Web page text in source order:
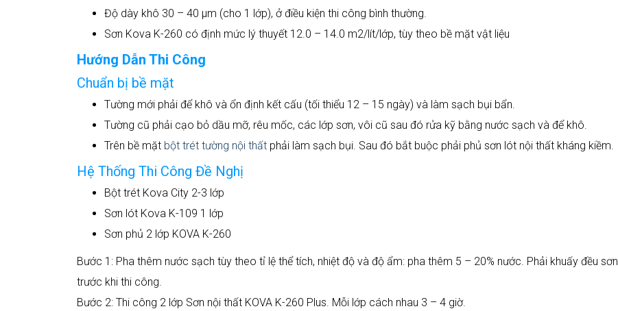
Độ dày khô 30 – 40 µm (cho 1 lớp), ở điều kiện thi công bình thường.
Sơn Kova K-260 có định mức lý thuyết 12.0 – 14.0 m2/lít/lớp, tùy theo bề mặt vật liệu
Hướng Dẫn Thi Công
Chuẩn bị bề mặt
Tường mới phải để khô và ổn định kết cấu (tối thiểu 12 – 15 ngày) và làm sạch bụi bẩn.
Tường cũ phải cạo bỏ dầu mỡ, rêu mốc, các lớp sơn, vôi cũ sau đó rửa kỹ bằng nước sạch và để khô.
Trên bề mặt bột trét tường nội thất phải làm sạch bụi. Sau đó bắt buộc phải phủ sơn lót nội thất kháng kiềm.
Hệ Thống Thi Công Đề Nghị
Bột trét Kova City 2-3 lớp
Sơn lót Kova K-109 1 lớp
Sơn phủ 2 lớp KOVA K-260
Bước 1: Pha thêm nước sạch tùy theo tỉ lệ thể tích, nhiệt độ và độ ẩm: pha thêm 5 – 20% nước. Phải khuấy đều sơn
trước khi thi công.
Bước 2: Thi công 2 lớp Sơn nội thất KOVA K-260 Plus. Mỗi lớp cách nhau 3 – 4 giờ.